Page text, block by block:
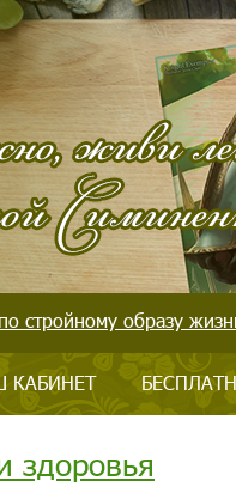
стройному образу
КАБИНЕТ
здоровья